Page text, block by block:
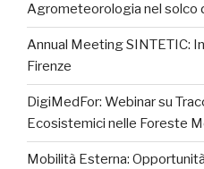
Agrometeorologia nel solco
Annual Meeting SINTETIC:
Firenze
DigiMedFor: Webinar su
Ecosistemici nelle Foreste
Mobilità Esterna: